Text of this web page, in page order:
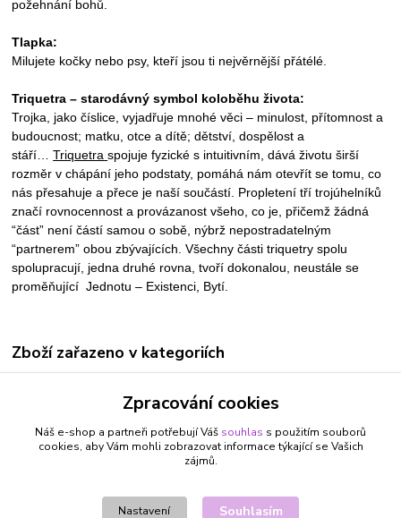
požehnání bohů.
Tlapka:
Milujete kočky nebo psy, kteří jsou ti nejvěrnější přátélé.
Triquetra – starodávný symbol koloběhu života:
Trojka, jako číslice, vyjadřuje mnohé věci – minulost, přítomnost a
budoucnost; matku, otce a dítě; dětství, dospělost a
stáří…Triquetra spojuje fyzické s intuitivním, dává životu širší
rozměr v chápání jeho podstaty, pomáhá nám otevřít se tomu, co
nás přesahuje a přece je naší součástí. Propletení tří trojúhelníků
značí rovnocennost a provázanost všeho, co je, přičemž žádná
“část” není částí samou o sobě, nýbrž nepostradatelným
“partnerem” obou zbývajících. Všechny části triquetry spolu
spolupracují, jedna druhé rovna, tvoří dokonalou, neustále se
proměňující Jednotu – Existenci, Bytí.
Zboží zařazeno v kategoriích
BLÍŽENCI 22.5. - 21.6.
STŘELEC 23.11. - 21.12.
Zpracování cookies
Náš e-shop a partneři potřebují Váš souhlas s použitím souborů
cookies, aby Vám mohli zobrazovat informace týkající se Vašich
zájmů.
Nastavení Souhlasím